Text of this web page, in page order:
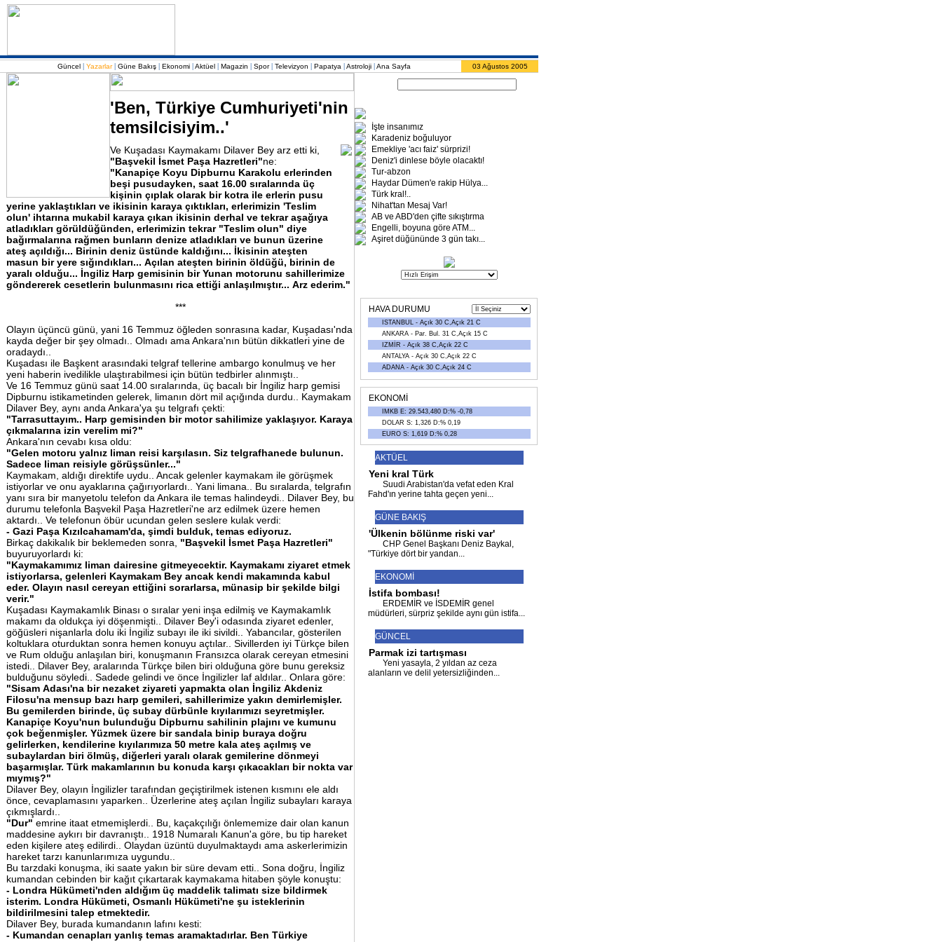
Güncel | Yazarlar | Güne Bakış | Ekonomi |Aktüel | Magazin | Spor | Televizyon | Papatya |Astroloji |Ana Sayfa 03 Ağustos 2005
'Ben, Türkiye Cumhuriyeti'nin
temsilcisiyim..'
Ve Kuşadası Kaymakamı Dilaver Bey arz etti ki,
"Başvekil İsmet Paşa Hazretleri"ne:
"Kanapiçe Koyu Dipburnu Karakolu erlerinden
beşi pusudayken, saat 16.00 sıralarında üç
kişinin çıplak olarak bir kotra ile erlerin pusu
yerine yaklaştıkları ve ikisinin karaya çıktıkları, erlerimizin 'Teslim
olun' ihtarına mukabil karaya çıkan ikisinin derhal ve tekrar aşağıya
atladıkları görüldüğünden, erlerimizin tekrar "Teslim olun" diye
bağırmalarına rağmen bunların denize atladıkları ve bunun üzerine
ateş açıldığı... Birinin deniz üstünde kaldığını... İkisinin ateşten
masun bir yere sığındıkları... Açılan ateşten birinin öldüğü, birinin de
yaralı olduğu... İngiliz Harp gemisinin bir Yunan motorunu sahillerimize
göndererek cesetlerin bulunmasını rica ettiği anlaşılmıştır... Arz ederim."
***
Olayın üçüncü günü, yani 16 Temmuz öğleden sonrasına kadar, Kuşadası'nda
kayda değer bir şey olmadı.. Olmadı ama Ankara'nın bütün dikkatleri yine de
oradaydı..
Kuşadası ile Başkent arasındaki telgraf tellerine ambargo konulmuş ve her
yeni haberin ivedilikle ulaştırabilmesi için bütün tedbirler alınmıştı..
Ve 16 Temmuz günü saat 14.00 sıralarında, üç bacalı bir İngiliz harp gemisi
Dipburnu istikametinden gelerek, limanın dört mil açığında durdu.. Kaymakam
Dilaver Bey, aynı anda Ankara'ya şu telgrafı çekti:
"Tarrasuttayım.. Harp gemisinden bir motor sahilimize yaklaşıyor. Karaya
çıkmalarına izin verelim mi?"
Ankara'nın cevabı kısa oldu:
"Gelen motoru yalnız liman reisi karşılasın. Siz telgrafhanede bulunun.
Sadece liman reisiyle görüşsünler..."
Kaymakam, aldığı direktife uydu.. Ancak gelenler kaymakam ile görüşmek
istiyorlar ve onu ayaklarına çağırıyorlardı.. Yani limana.. Bu sıralarda, telgrafın
yanı sıra bir manyetolu telefon da Ankara ile temas halindeydi.. Dilaver Bey, bu
durumu telefonla Başvekil Paşa Hazretleri'ne arz edilmek üzere hemen
aktardı.. Ve telefonun öbür ucundan gelen seslere kulak verdi:
- Gazi Paşa Kızılcahamam'da, şimdi bulduk, temas ediyoruz.
Birkaç dakikalık bir beklemeden sonra, "Başvekil İsmet Paşa Hazretleri"
buyuruyorlardı ki:
"Kaymakamımız liman dairesine gitmeyecektir. Kaymakamı ziyaret etmek
istiyorlarsa, gelenleri Kaymakam Bey ancak kendi makamında kabul
eder. Olayın nasıl cereyan ettiğini sorarlarsa, münasip bir şekilde bilgi
verir."
Kuşadası Kaymakamlık Binası o sıralar yeni inşa edilmiş ve Kaymakamlık
makamı da oldukça iyi döşenmişti.. Dilaver Bey'i odasında ziyaret edenler,
göğüsleri nişanlarla dolu iki İngiliz subayı ile iki sivildi.. Yabancılar, gösterilen
koltuklara oturduktan sonra hemen konuyu açtılar.. Sivillerden iyi Türkçe bilen
ve Rum olduğu anlaşılan biri, konuşmanın Fransızca olarak cereyan etmesini
istedi.. Dilaver Bey, aralarında Türkçe bilen biri olduğuna göre bunu gereksiz
bulduğunu söyledi.. Sadede gelindi ve önce İngilizler laf aldılar.. Onlara göre:
"Sisam Adası'na bir nezaket ziyareti yapmakta olan İngiliz Akdeniz
Filosu'na mensup bazı harp gemileri, sahillerimize yakın demirlemişler.
Bu gemilerden birinde, üç subay dürbünle kıyılarımızı seyretmişler.
Kanapiçe Koyu'nun bulunduğu Dipburnu sahilinin plajını ve kumunu
çok beğenmişler. Yüzmek üzere bir sandala binip buraya doğru
gelirlerken, kendilerine kıyılarımıza 50 metre kala ateş açılmış ve
subaylardan biri ölmüş, diğerleri yaralı olarak gemilerine dönmeyi
başarmışlar. Türk makamlarının bu konuda karşı çıkacakları bir nokta var
mıymış?"
Dilaver Bey, olayın İngilizler tarafından geçiştirilmek istenen kısmını ele aldı
önce, cevaplamasını yaparken.. Üzerlerine ateş açılan İngiliz subayları karaya
çıkmışlardı..
"Dur" emrine itaat etmemişlerdi.. Bu, kaçakçılığı önlememize dair olan kanun
maddesine aykırı bir davranıştı.. 1918 Numaralı Kanun'a göre, bu tip hareket
eden kişilere ateş edilirdi.. Olaydan üzüntü duyulmaktaydı ama askerlerimizin
hareket tarzı kanunlarımıza uygundu..
Bu tarzdaki konuşma, iki saate yakın bir süre devam etti.. Sona doğru, İngiliz
kumandan cebinden bir kağıt çıkartarak kaymakama hitaben şöyle konuştu:
- Londra Hükümeti'nden aldığım üç maddelik talimatı size bildirmek
isterim. Londra Hükümeti, Osmanlı Hükümeti'ne şu isteklerinin
bildirilmesini talep etmektedir.
Dilaver Bey, burada kumandanın lafını kesti:
- Kumandan cenapları yanlış temas aramaktadırlar. Ben Türkiye
İşte insanımız
Karadeniz boğuluyor
Emekliye 'acı faiz' sürprizi!
Deniz'i dinlese böyle olacaktı!
Tur-abzon
Haydar Dümen'e rakip Hülya...
Türk kral!..
Nihat'tan Mesaj Var!
AB ve ABD'den çifte sıkıştırma
Engelli, boyuna göre ATM ...
Aşiret düğününde 3 gün takı...
HAVA DURUMU
ISTANBUL - Açık 30 C,Açık 21 C
ANKARA - Par. Bul. 31 C,Açık 15 C
IZMİR - Açık 38 C,Açık 22 C
ANTALYA - Açık 30 C,Açık 22 C
ADANA - Açık 30 C,Açık 24 C
EKONOMİ
IMKB E: 29.543,480 D:% -0,78
DOLAR S: 1,326 D:% 0,19
EURO S: 1,619 D:% 0,28
AKTÜEL
Yeni kral Türk
Suudi Arabistan'da vefat eden Kral
Fahd'ın yerine tahta geçen yeni...
GÜNE BAKIŞ
'Ülkenin bölünme riski var'
CHP Genel Başkanı Deniz Baykal,
"Türkiye dört bir yandan...
EKONOMİ
İstifa bombası!
ERDEMİR ve İSDEMİR genel
müdürleri, sürpriz şekilde aynı gün istifa...
GÜNCEL
Parmak izi tartışması
Yeni yasayla, 2 yıldan az ceza
alanların ve delil yetersizliğinden...